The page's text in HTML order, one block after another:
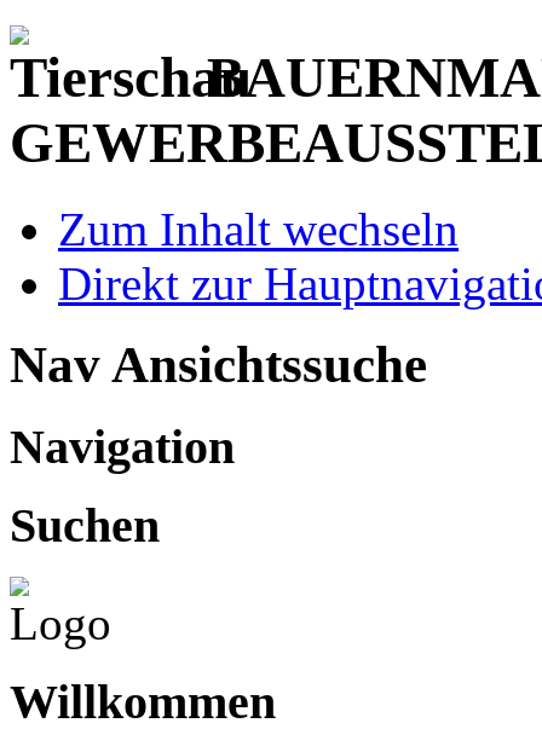
Zum Inhalt wechseln
Direkt zur
Nav Ansichtssuche
Navigation
Suchen
Willkommen